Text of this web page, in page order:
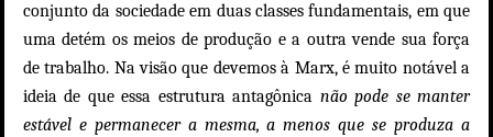
conjunto da sociedade em duas classes fundamentais, em que
uma detém os meios de produção e a outra vende sua força
de trabalho. Na visão que devemos à Marx, é muito notável a
ideia de que essa estrutura antagônica não pode se manter
estável e permanecer a mesma, a menos que se produza a